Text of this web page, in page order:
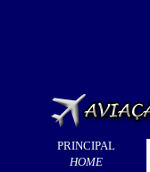
PRINCIPAL
HOME